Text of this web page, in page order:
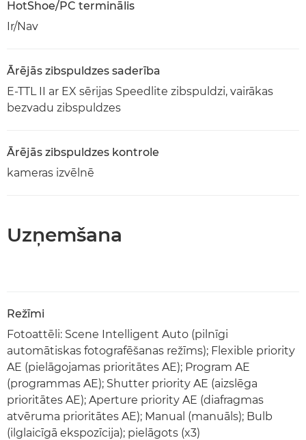
HotShoe/PC terminālis
Ir/Nav
Ārējās zibspuldzes saderība
E-TTL II ar EX sērijas Speedlite zibspuldzi, vairākas
bezvadu zibspuldzes
Ārējās zibspuldzes kontrole
kameras izvēlnē
Uzņemšana
Režīmi
Fotoattēli: Scene Intelligent Auto (pilnīgi
automātiskas fotografēšanas režīms); Flexible priority
AE (pielāgojamas prioritātes AE); Program AE
(programmas AE); Shutter priority AE (aizslēga
prioritātes AE); Aperture priority AE (diafragmas
atvēruma prioritātes AE); Manual (manuāls); Bulb
(ilglaicīgā ekspozīcija); pielāgots (x3)